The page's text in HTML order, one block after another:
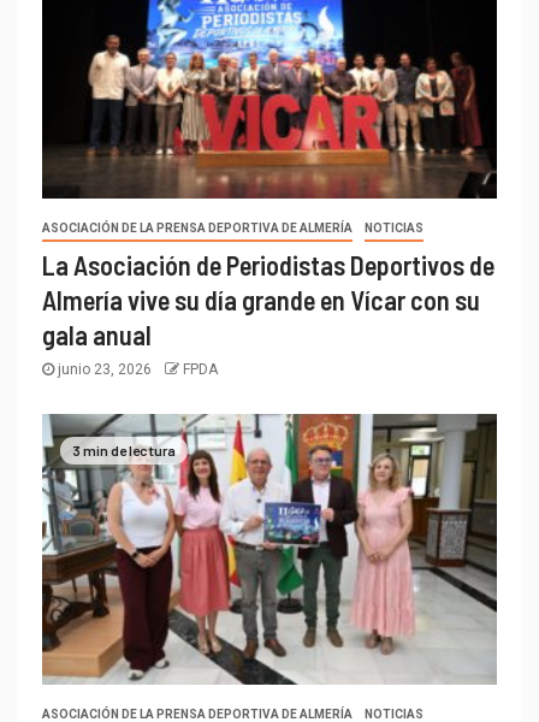
ASOCIACIÓN DE LA PRENSA DEPORTIVA DE ALMERÍA NOTICIAS
La Asociación de Periodistas Deportivos de
Almería vive su día grande en Vícar con su
gala anual
junio 23, 2026 FPDA
3 min de lectura
ASOCIACIÓN DE LA PRENSA DEPORTIVA DE ALMERÍA NOTICIAS